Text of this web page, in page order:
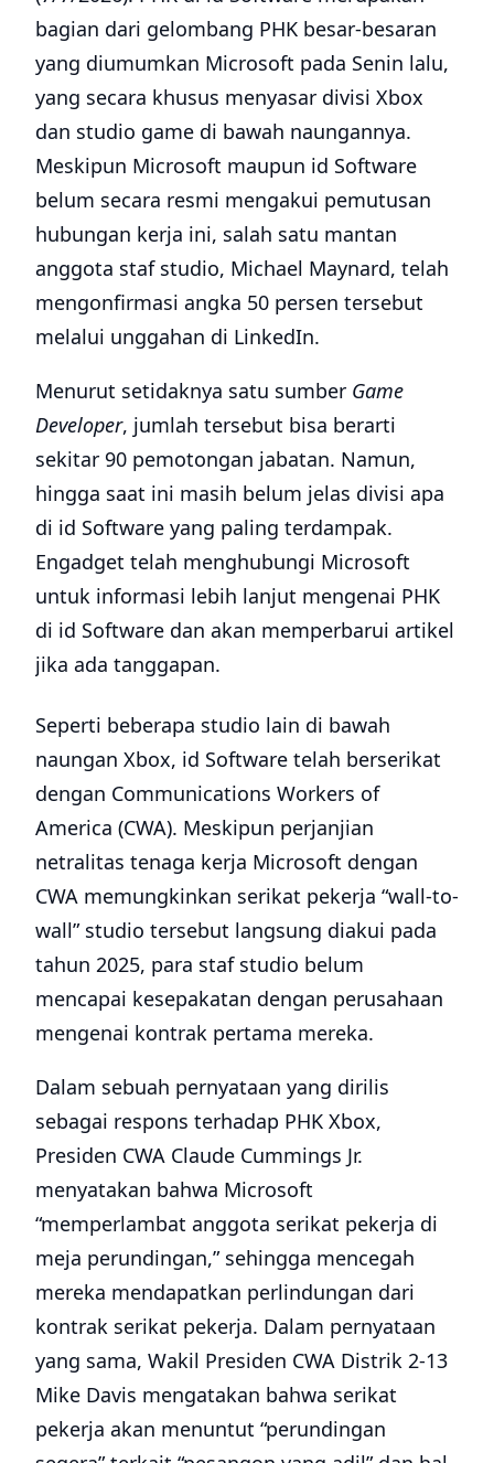
bagian dari gelombang PHK besar-besaran
yang diumumkan Microsoft pada Senin lalu,
yang secara khusus menyasar divisi Xbox
dan studio game di bawah naungannya.
Meskipun Microsoft maupun id Software
belum secara resmi mengakui pemutusan
hubungan kerja ini, salah satu mantan
anggota staf studio, Michael Maynard, telah
mengonfirmasi angka 50 persen tersebut
melalui unggahan di LinkedIn.
Menurut setidaknya satu sumber Game
Developer, jumlah tersebut bisa berarti
sekitar 90 pemotongan jabatan. Namun,
hingga saat ini masih belum jelas divisi apa
di id Software yang paling terdampak.
Engadget telah menghubungi Microsoft
untuk informasi lebih lanjut mengenai PHK
di id Software dan akan memperbarui artikel
jika ada tanggapan.
Seperti beberapa studio lain di bawah
naungan Xbox, id Software telah berserikat
dengan Communications Workers of
America (CWA). Meskipun perjanjian
netralitas tenaga kerja Microsoft dengan
CWA memungkinkan serikat pekerja “wall-to-
wall” studio tersebut langsung diakui pada
tahun 2025, para staf studio belum
mencapai kesepakatan dengan perusahaan
mengenai kontrak pertama mereka.
Dalam sebuah pernyataan yang dirilis
sebagai respons terhadap PHK Xbox,
Presiden CWA Claude Cummings Jr.
menyatakan bahwa Microsoft
“memperlambat anggota serikat pekerja di
meja perundingan,” sehingga mencegah
mereka mendapatkan perlindungan dari
kontrak serikat pekerja. Dalam pernyataan
yang sama, Wakil Presiden CWA Distrik 2-13
Mike Davis mengatakan bahwa serikat
pekerja akan menuntut “perundingan